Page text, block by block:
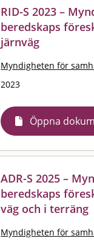
RID-S 2023 –
beredskaps
järnväg
Myndigheten för
2023
Öppna
ADR-S 2025 –
beredskaps
väg och i terräng
Myndigheten för